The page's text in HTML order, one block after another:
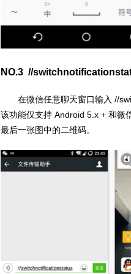
NO.3 //
在微信任意聊天窗口输入 //
该功能仅支持 Android 5.x + 和微
最后一张图中的二维码。